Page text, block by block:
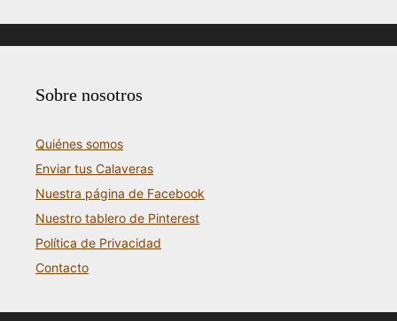
Sobre nosotros
Quiénes somos
Enviar tus Calaveras
Nuestra página de Facebook
Nuestro tablero de Pinterest
Política de Privacidad
Contacto